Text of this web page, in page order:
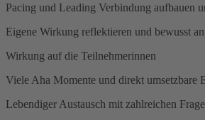
Pacing und Leading Verbindung aufbauen
Eigene Wirkung reflektieren und bewusst
Wirkung auf die Teilnehmerinnen
Viele Aha Momente und direkt umsetzbare
Lebendiger Austausch mit zahlreichen